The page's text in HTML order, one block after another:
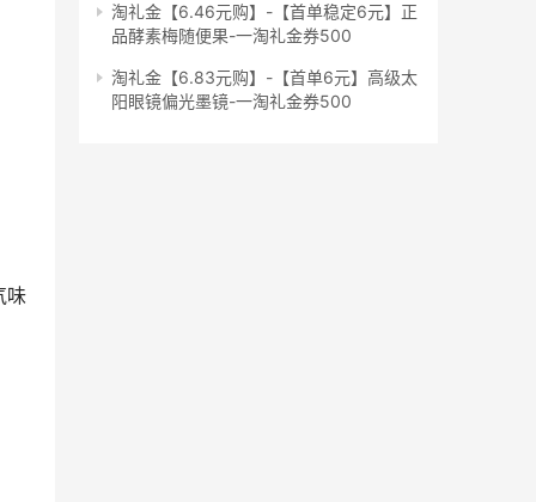
味
淘礼金【6.46元购】-【首单稳定6元】正
品酵素梅随便果-一淘礼金券500
淘礼金【6.83元购】-【首单6元】高级太
阳眼镜偏光墨镜-一淘礼金券500